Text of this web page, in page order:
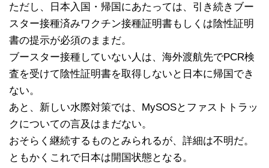
ただし、日本入国・帰国にあたっては、引き続きブー
スター接種済みワクチン接種証明書もしくは陰性証明
書の提示が必須のままだ。
ブースター接種していない人は、海外渡航先でPCR検
査を受けて陰性証明書を取得しないと日本に帰国でき
ない。
あと、新しい水際対策では、MySOSとファストトラッ
クについての言及はまだない。
おそらく継続するものとみられるが、詳細は不明だ。
ともかくこれで日本は開国状態となる。